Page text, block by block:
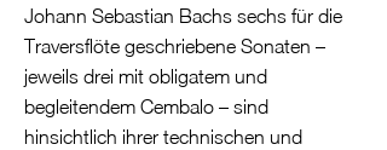
Johann Sebastian Bachs sechs für die
Traversflöte geschriebene Sonaten –
jeweils drei mit obligatem und
begleitendem Cembalo – sind
hinsichtlich ihrer technischen und